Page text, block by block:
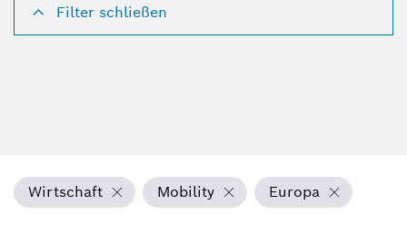
Filter schließen
Wirtschaft Mobility Europa